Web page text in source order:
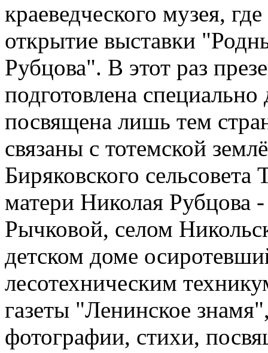
краеведческого музея,
открытие выставки
Рубцова". В этот раз
подготовлена
посвящена лишь тем
связаны с тотемской
Биряковского сельсовета
матери Николая
Рычковой, селом
детском доме
лесотехническим
газеты "Ленинское
фотографии, стихи,